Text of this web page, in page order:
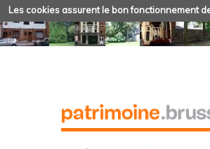
Les cookies assurent le bon fonctionnement